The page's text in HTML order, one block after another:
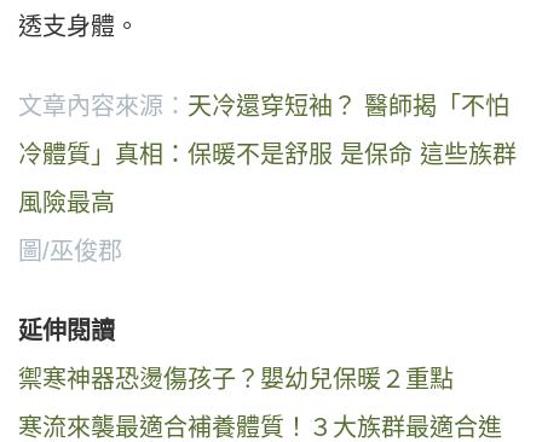
透支身體。
文章內容來源： 天冷還穿短袖？ 醫師揭「不怕
冷體質」真相：保暖不是舒服 是保命 這些族群
風險最高
圖/巫俊郡
延伸閱讀
禦寒神器恐燙傷孩子？嬰幼兒保暖２重點
寒流來襲最適合補養體質！３大族群最適合進